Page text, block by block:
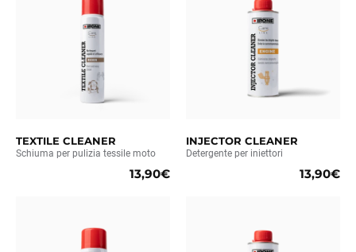
TEXTILE CLEANER
Schiuma per pulizia tessile moto
13,90€
INJECTOR CLEANER
Detergente per iniettori
13,90€